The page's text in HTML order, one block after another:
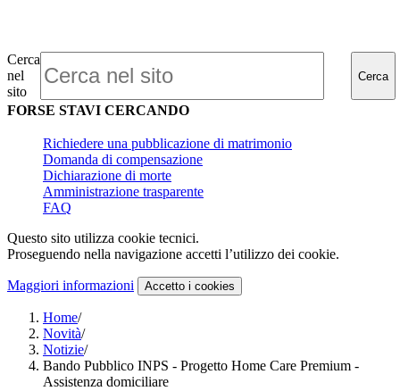
Cerca
nel
sito
Cerca
FORSE STAVI CERCANDO
Richiedere una pubblicazione di matrimonio
Domanda di compensazione
Dichiarazione di morte
Amministrazione trasparente
FAQ
Questo sito utilizza cookie tecnici.
Proseguendo nella navigazione accetti l’utilizzo dei cookie.
Maggiori informazioni Accetto i cookies
Home/
Novità/
Notizie/
Bando Pubblico INPS - Progetto Home Care Premium -
Assistenza domiciliare